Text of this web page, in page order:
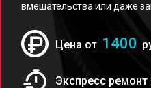
вмешательства или даже
Цена от 1400
Экспресс